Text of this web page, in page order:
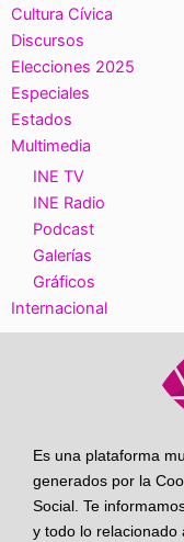
Cultura Cívica
Discursos
Elecciones 2025
Especiales
Estados
Multimedia
INE TV
INE Radio
Podcast
Galerías
Gráficos
Internacional
Es una plataforma
generados por la
Social. Te
y todo lo relacionado